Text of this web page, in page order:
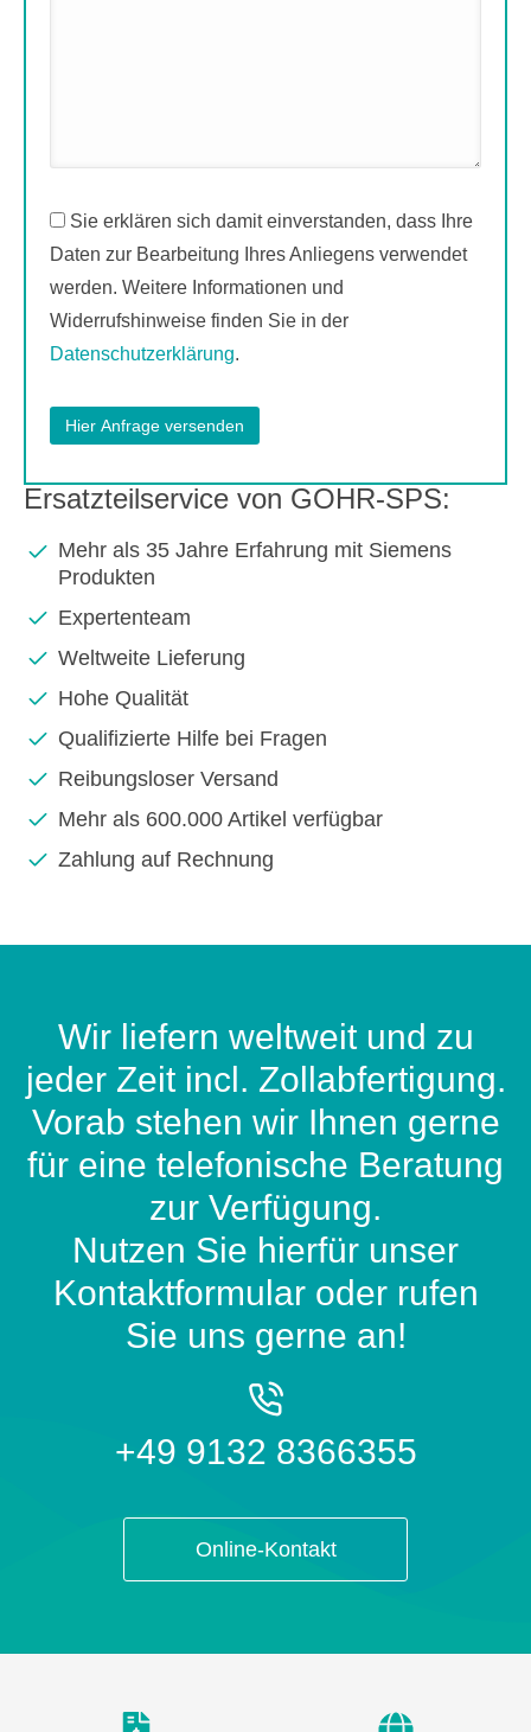
Sie erklären sich damit einverstanden, dass Ihre
Daten zur Bearbeitung Ihres Anliegens verwendet
werden. Weitere Informationen und
Widerrufshinweise finden Sie in der
Datenschutzerklärung.
Ersatzteilservice von GOHR-SPS:
Mehr als 35 Jahre Erfahrung mit Siemens
Produkten
Expertenteam
Weltweite Lieferung
Hohe Qualität
Qualifizierte Hilfe bei Fragen
Reibungsloser Versand
Mehr als 600.000 Artikel verfügbar
Zahlung auf Rechnung
Wir liefern weltweit und zu
jeder Zeit incl. Zollabfertigung.
Vorab stehen wir Ihnen gerne
für eine telefonische Beratung
zur Verfügung.
Nutzen Sie hierfür unser
Kontaktformular oder rufen
Sie uns gerne an!
+49 9132 8366355
Online-Kontakt